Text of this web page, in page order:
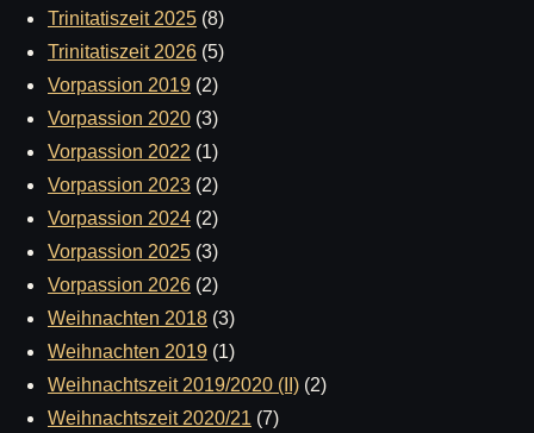
Trinitatiszeit 2025 (8)
Trinitatiszeit 2026 (5)
Vorpassion 2019 (2)
Vorpassion 2020 (3)
Vorpassion 2022 (1)
Vorpassion 2023 (2)
Vorpassion 2024 (2)
Vorpassion 2025 (3)
Vorpassion 2026 (2)
Weihnachten 2018 (3)
Weihnachten 2019 (1)
Weihnachtszeit 2019/2020 (II) (2)
Weihnachtszeit 2020/21 (7)